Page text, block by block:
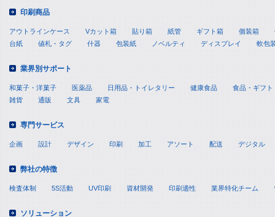
印刷商品
アウトラインケース Vカット箱 貼り箱 紙管 ギフト箱 個装箱
台紙
値札・タグ 什器 包装紙 ノベルティ ディスプレイ 軟包
業界別サポート
和菓子・洋菓子 医薬品 日用品・トイレタリー 健康食品
食品・ギフト
雑貨
通販 文具 家電
専門サービス
企画 設計 デザイン 印刷 加工 アソート 配送 デジタル
弊社の特徴
検査体制 5S活動 UV印刷 資材開発 印刷適性 業界特化チーム
ソリューション